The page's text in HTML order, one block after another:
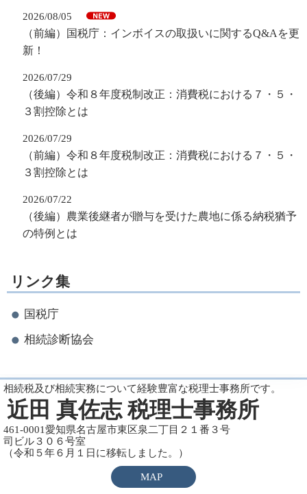
2026/08/05
（前編）国税庁：インボイスの取扱いに関するQ&Aを更
新！
2026/07/29
（後編）令和８年度税制改正：消費税における７・５・
３割控除とは
2026/07/29
（前編）令和８年度税制改正：消費税における７・５・
３割控除とは
2026/07/22
（後編）農業後継者が贈与を受けた農地に係る納税猶予
の特例とは
リンク集
国税庁
相続診断協会
相続税及び相続実務について経験豊富な税理士事務所です。
近田 真佐志 税理士事務所
461-0001愛知県名古屋市東区泉二丁目２１番３号
司ビル３０６号室
（令和５年６月１日に移転しました。）
MAP